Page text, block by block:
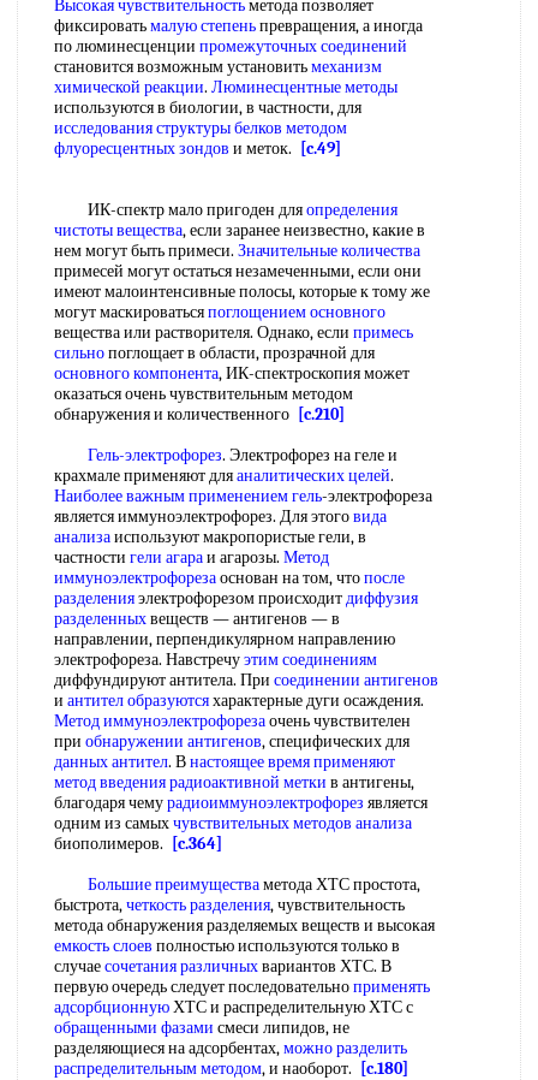
Высокая чувствительностьметода позволяет
фиксироватьмалую степеньпревращения, а иногда
по люминесценции промежуточных соединений
становится возможным установитьмеханизм
химической реакции. Люминесцентные методы
используются в биологии, в частности, для
исследования структуры белков методом
флуоресцентных зондов и меток. [c.49]
ИК-спектр мало пригоден дляопределения
чистоты вещества, если заранее неизвестно, какие в
нем могут быть примеси. Значительные количества
примесей могут остаться незамеченными, если они
имеют малоинтенсивные полосы, которые к тому же
могут маскироватьсяпоглощением основного
вещества или растворителя. Однако, если примесь
сильнопоглощает в области, прозрачной для
основного компонента, ИК-спектроскопия может
оказаться очень чувствительным методом
обнаружения и количественного [c.210]
Гель-электрофорез. Электрофорез на геле и
крахмале применяют дляаналитических целей.
Наиболее важнымприменением гель-электрофореза
является иммуноэлектрофорез. Для этоговида
анализаиспользуют макропористые гели, в
частности гели агараи агарозы. Метод
иммуноэлектрофорезаоснован на том, чтопосле
разделенияэлектрофорезом происходитдиффузия
разделенныхвеществ — антигенов — в
направлении, перпендикулярном направлению
электрофореза. Навстречуэтим соединениям
диффундируют антитела. При соединении антигенов
и антител образуютсяхарактерные дуги осаждения.
Метод иммуноэлектрофорезаочень чувствителен
при обнаружении антигенов, специфических для
данных антител. Внастоящее время применяют
методвведения радиоактивной метки в антигены,
благодаря чемурадиоиммуноэлектрофорез является
одним из самыхчувствительных методов анализа
биополимеров.
[c.364]
Большие преимуществаметода ХТС простота,
быстрота,четкость разделения, чувствительность
метода обнаружения разделяемых веществ и высокая
емкость слоев полностью используются только в
случаесочетания различныхвариантов ХТС. В
первую очередь следует последовательноприменять
адсорбционнуюХТС и распределительную ХТС с
обращенными фазами смеси липидов, не
разделяющиеся на адсорбентах,можно разделить
распределительным методом, и наоборот.
[c.180]